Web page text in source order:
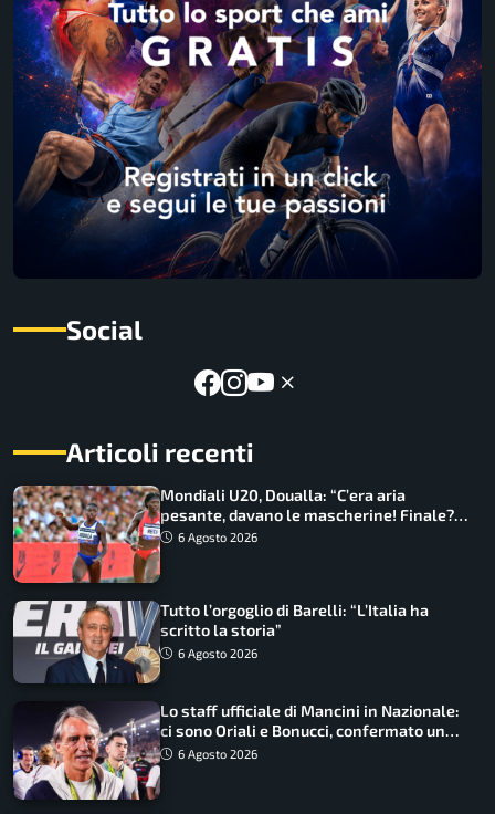
Social
Articoli recenti
Mondiali U20, Doualla: “C’era aria
pesante, davano le mascherine! Finale?
Non ho nulla da perdere”
6 Agosto 2026
Tutto l’orgoglio di Barelli: “L’Italia ha
scritto la storia”
6 Agosto 2026
Lo staff ufficiale di Mancini in Nazionale:
ci sono Oriali e Bonucci, confermato un
ritorno
6 Agosto 2026